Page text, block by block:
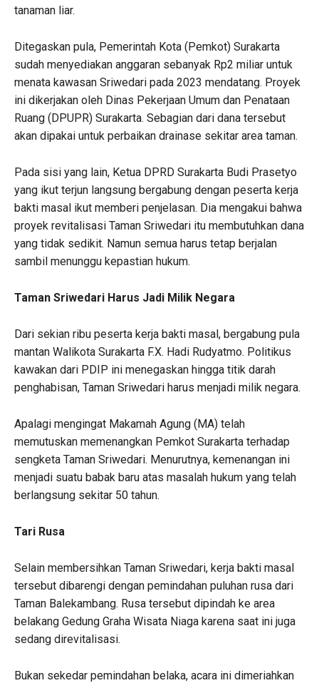
tanaman liar.
Ditegaskan pula, Pemerintah Kota (Pemkot) Surakarta
sudah menyediakan anggaran sebanyak Rp2 miliar untuk
menata kawasan Sriwedari pada 2023 mendatang. Proyek
ini dikerjakan oleh Dinas Pekerjaan Umum dan Penataan
Ruang (DPUPR) Surakarta. Sebagian dari dana tersebut
akan dipakai untuk perbaikan drainase sekitar area taman.
Pada sisi yang lain, Ketua DPRD Surakarta Budi Prasetyo
yang ikut terjun langsung bergabung dengan peserta kerja
bakti masal ikut memberi penjelasan. Dia mengakui bahwa
proyek revitalisasi Taman Sriwedari itu membutuhkan dana
yang tidak sedikit. Namun semua harus tetap berjalan
sambil menunggu kepastian hukum.
Taman Sriwedari Harus Jadi Milik Negara
Dari sekian ribu peserta kerja bakti masal, bergabung pula
mantan Walikota Surakarta F.X. Hadi Rudyatmo. Politikus
kawakan dari PDIP ini menegaskan hingga titik darah
penghabisan, Taman Sriwedari harus menjadi milik negara.
Apalagi mengingat Makamah Agung (MA) telah
memutuskan memenangkan Pemkot Surakarta terhadap
sengketa Taman Sriwedari. Menurutnya, kemenangan ini
menjadi suatu babak baru atas masalah hukum yang telah
berlangsung sekitar 50 tahun.
Tari Rusa
Selain membersihkan Taman Sriwedari, kerja bakti masal
tersebut dibarengi dengan pemindahan puluhan rusa dari
Taman Balekambang. Rusa tersebut dipindah ke area
belakang Gedung Graha Wisata Niaga karena saat ini juga
sedang direvitalisasi.
Bukan sekedar pemindahan belaka, acara ini dimeriahkan